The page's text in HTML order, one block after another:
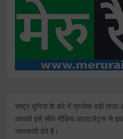
राष्ट्र दुनिया के बारे में प्रत्येक बड़ी ताजा
आपको इसे सीधे मीडिया आउटलेट्स से
जानकारी देते हैं।